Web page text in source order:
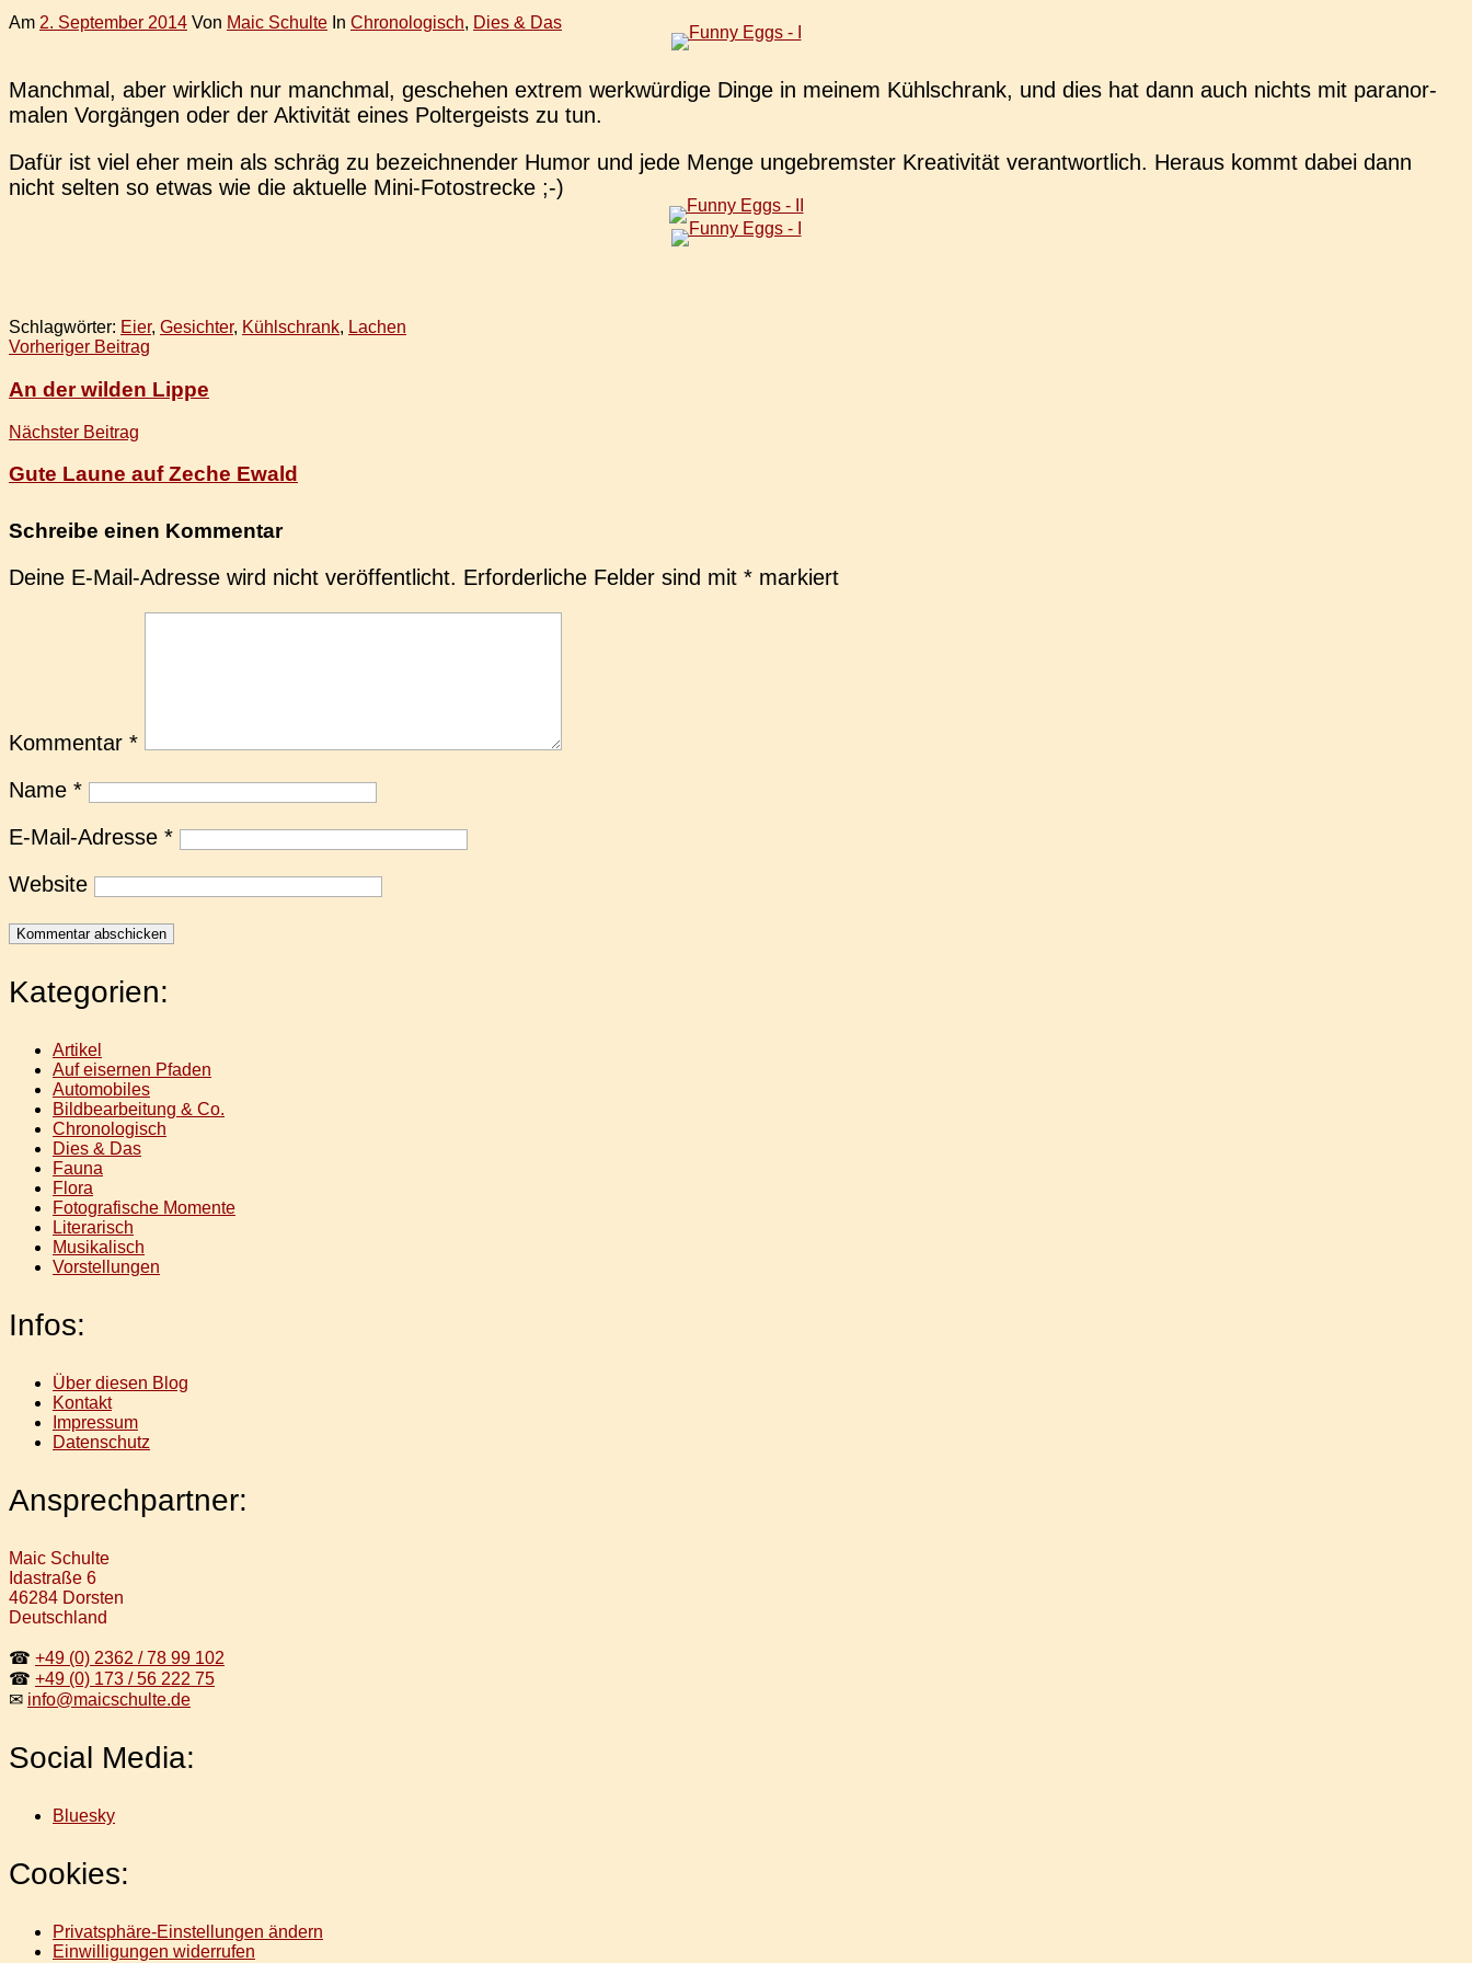
Am 2. September 2014 Von Maic Schulte In Chronologisch, Dies & Das
Manch­mal, aber wirk­lich nur manch­mal, gesche­hen extrem werk­wür­di­ge Dinge in meinem Kühl­schrank, und dies hat dann auch nichts mit para­nor­
ma­len Vor­gän­gen oder der Akti­vi­tät eines Pol­ter­geists zu tun.
Dafür ist viel eher mein als schräg zu bezeich­nen­der Humor und jede Menge unge­brems­ter Krea­ti­vi­tät ver­ant­wort­lich. Heraus kommt dabei dann
nicht selten so etwas wie die aktu­el­le Mini-Fotostrecke ;-)
Schlagwörter: Eier, Gesichter, Kühlschrank, Lachen
Beitragsnavigation
Vorheriger Beitrag
An der wilden Lippe
Nächster Beitrag
Gute Laune auf Zeche Ewald
Schreibe einen Kommentar
Deine E-Mail-Adresse wird nicht veröffentlicht. Erforderliche Felder sind mit * markiert
Kommentar *
Name *
E-Mail-Adresse *
Website
Kategorien:
Artikel
Auf eisernen Pfaden
Automobiles
Bildbearbeitung & Co.
Chronologisch
Dies & Das
Fauna
Flora
Fotografische Momente
Literarisch
Musikalisch
Vorstellungen
Infos:
Über diesen Blog
Kontakt
Impressum
Datenschutz
Ansprechpartner:
Maic Schulte
Idastraße 6
46284 Dorsten
Deutschland
☎ +49 (0) 2362 / 78 99 102
☎ +49 (0) 173 / 56 222 75
✉ info@maicschulte.de
Social Media:
Bluesky
Cookies:
Privatsphäre-Einstellungen ändern
Einwilligungen widerrufen